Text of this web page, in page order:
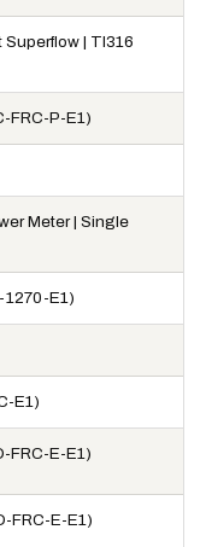
Superflow | TI316
FRC-P-E1)
Meter | Single
1270-E1)
E1)
FRC-E-E1)
FRC-E-E1)